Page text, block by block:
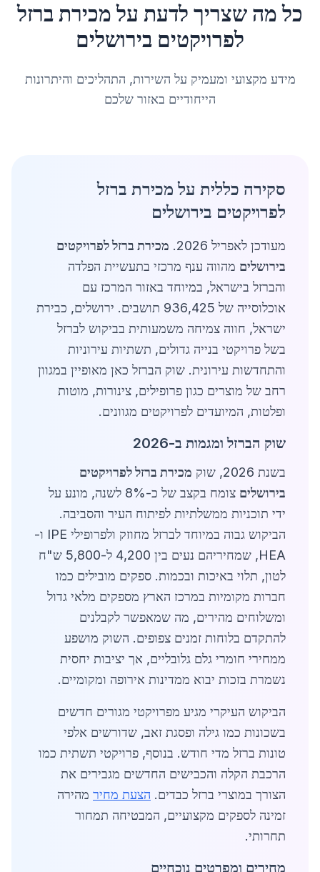
כל מה שצריך לדעת עלמכירת ברזל
לפרויקטים בירושלים
מידע מקצועי ומעמיק על השירות, התהליכים והיתרונות
הייחודיים באזור שלכם
סקירה כללית על מכירת ברזל
לפרויקטים בירושלים
מעודכן לאפריל 2026.
מכירת ברזל לפרויקטים
בירושלים מהווה ענף מרכזי בתעשיית הפלדה
והברזל בישראל, במיוחד באזור המרכז עם
אוכלוסייה של 936,425 תושבים. ירושלים, כבירת
ישראל, חווה צמיחה משמעותית בביקוש לברזל
בשל פרויקטי בנייה גדולים, תשתיות עירוניות
והתחדשות עירונית. שוק הברזל כאן מאופיין במגוון
רחב של מוצרים כגון פרופילים, צינורות, מוטות
ופלטות, המיועדים לפרויקטים מגוונים.
שוק הברזל ומגמות ב-2026
בשנת 2026, שוק
מכירת ברזל לפרויקטים
בירושלים
צומח בקצב של כ-8% לשנה, מונע על
ידי תוכניות ממשלתיות לפיתוח העיר והסביבה.
הביקוש גבוה במיוחד לברזל מחוזק ולפרופילי IPE ו-
HEA, שמחיריהם נעים בין 4,200 ל-5,800 ש"ח
לטון, תלוי באיכות ובכמות. ספקים מובילים כמו
חברות מקומיות במרכז הארץ מספקים מלאי גדול
ומשלוחים מהירים, מה שמאפשר לקבלנים
להתקדם בלוחות זמנים צפופים. השוק מושפע
ממחירי חומרי גלם גלובליים, אך יציבות יחסית
נשמרת בזכות יבוא ממדינות אירופה ומקומיים.
הביקוש העיקרי מגיע מפרויקטי מגורים חדשים
בשכונות כמו גילה ופסגת זאב, שדורשים אלפי
טונות ברזל מדי חודש. בנוסף, פרויקטי תשתית כמו
הרכבת הקלה והכבישים החדשים מגבירים את
הצורך במוצרי ברזל כבדים. הצעת מחיר מהירה
זמינה לספקים מקצועיים, המבטיחה תמחור
תחרותי.
מחירים ומפרטים נוכחיים